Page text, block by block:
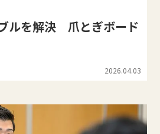
ルを解決 爪とぎボード
2026.04.03